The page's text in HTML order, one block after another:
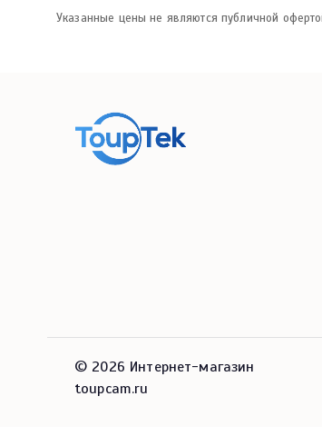
Указанные цены не являются публичной
© 2026 Интернет-магазин
toupcam.ru